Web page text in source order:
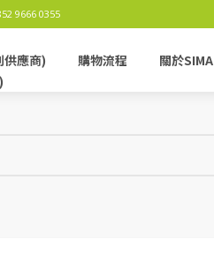
9666 0355
應商)
購物流程 關於SIMA